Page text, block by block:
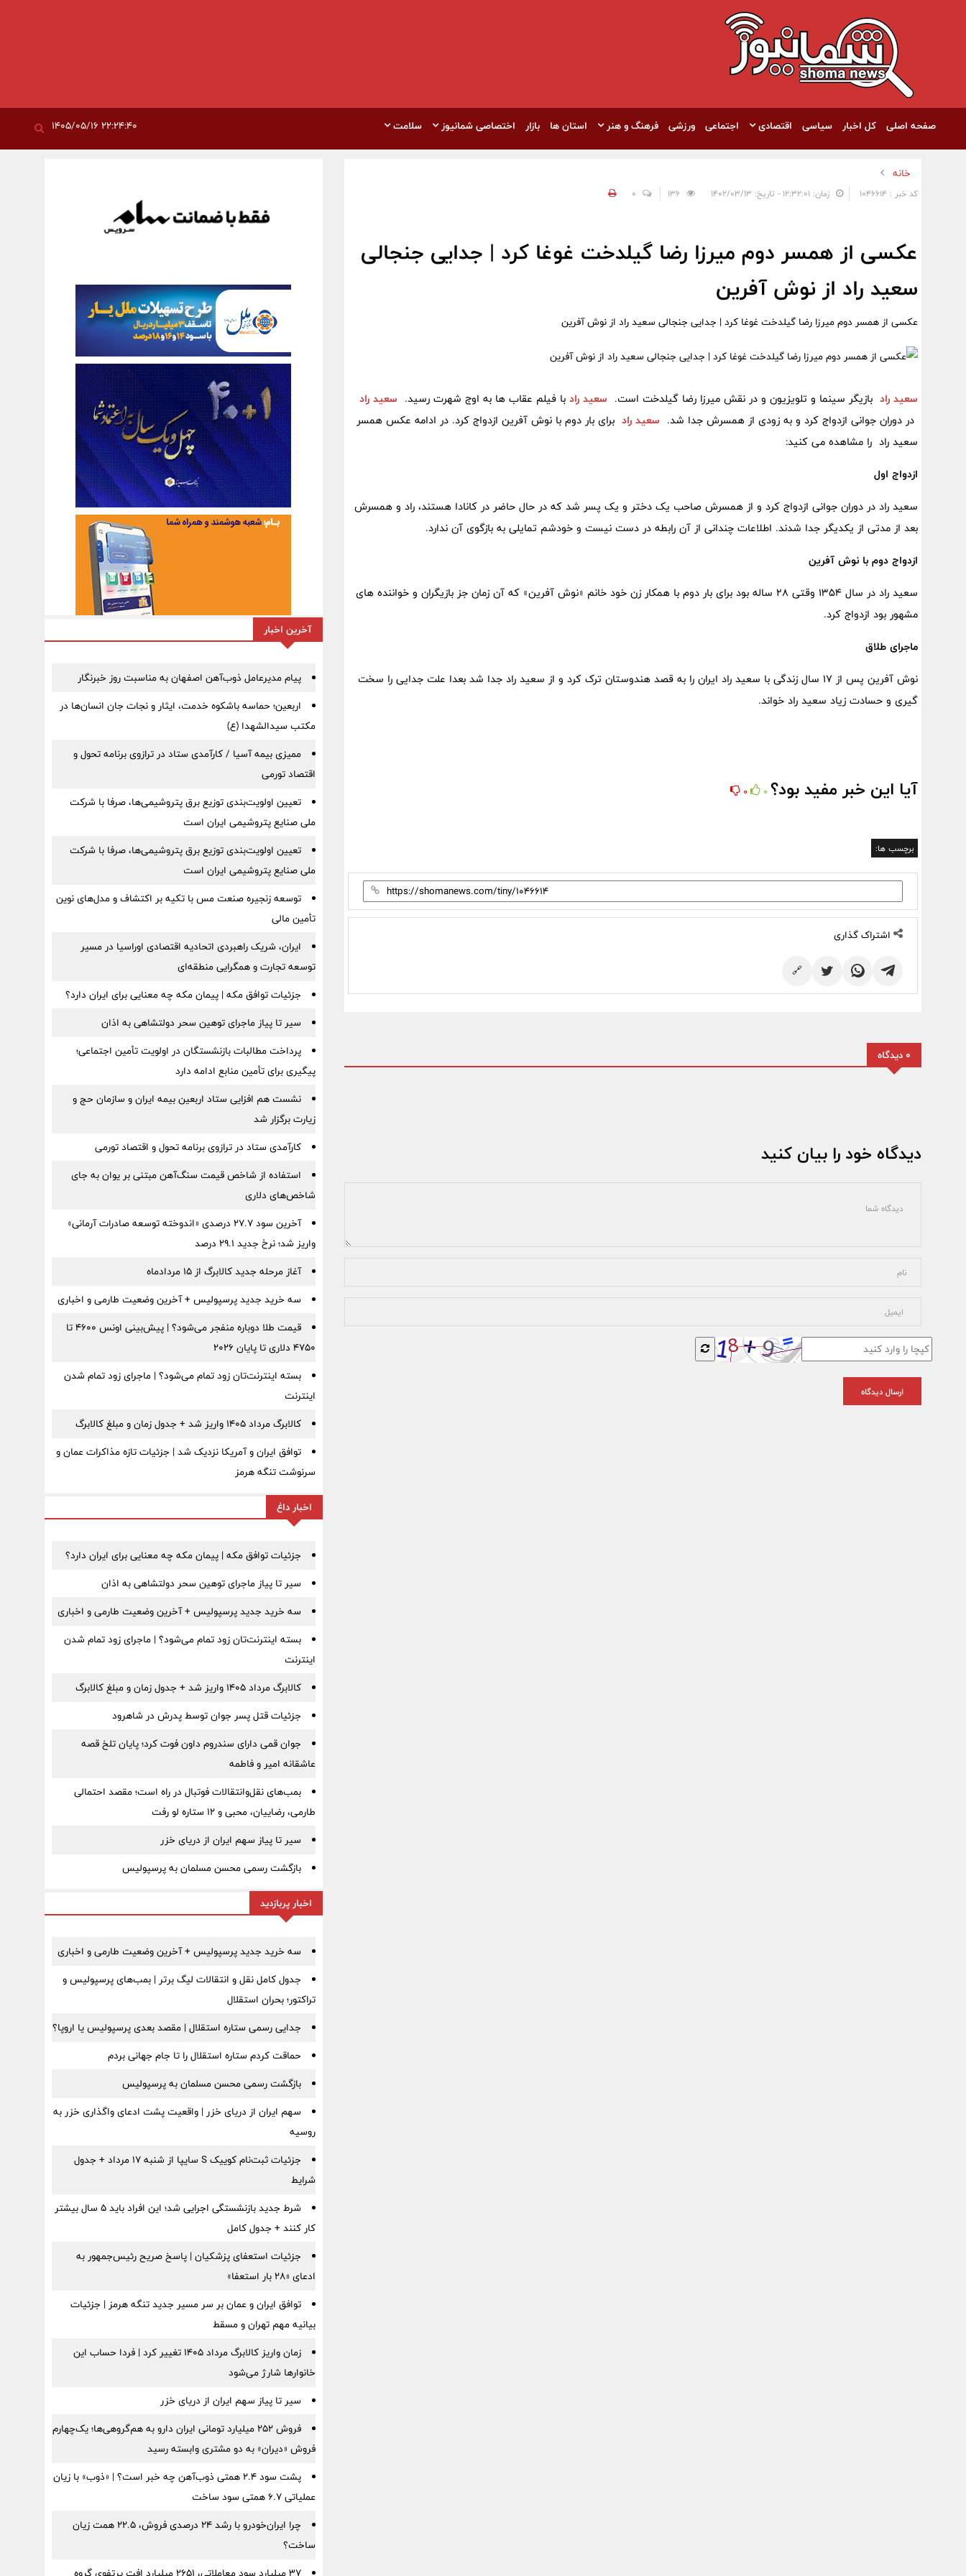
صفحه اصلی کل اخبار سیاسی اقتصادی اجتماعی ورزشی فرهنگ و هنر استان ها بازار اختصاصی شمانیوز سلامت
خانه
کد خبر : 1046614 زمان: ۱۲:۳۲:۰۱ - تاریخ: ۱۴۰۲/۰۳/۱۳ 0
عکسی از همسر دوم میرزا رضا گیلدخت غوغا کرد | جدایی جنجالی
سعید راد از نوش آفرین
عکسی از همسر دوم میرزا رضا گیلدخت غوغا کرد | جدایی جنجالی سعید راد از نوش آفرین
سعید راد بازیگر سینما و تلویزیون و در نقش میرزا رضا گیلدخت است. سعید راد با فیلم عقاب ها به اوج شهرت رسید. سعید راد
در دوران جوانی ازدواج کرد و به زودی از همسرش جدا شد. سعید راد برای بار دوم با نوش آفرین ازدواج کرد. در ادامه عکس همسر
سعید راد را مشاهده می کنید:
ازدواج اول
سعید راد در دوران جوانی ازدواج کرد و از همسرش صاحب یک دختر و یک پسر شد که در حال حاضر در کانادا هستند، راد و همسرش
بعد از مدتی از یکدیگر جدا شدند. اطلاعات چندانی از آن رابطه در دست نیست و خودشم تمایلی به بازگوی آن ندارد.
ازدواج دوم با نوش آفرین
سعید راد در سال 1354 وقتی 28 ساله بود برای بار دوم با همکار زن خود خانم «نوش آفرین» که آن زمان جز بازیگران و خواننده های
مشهور بود ازدواج کرد.
ماجرای طلاق
نوش آفرین پس از 17 سال زندگی با سعید راد ایران را به قصد هندوستان ترک کرد و از سعید راد جدا شد بعدا علت جدایی را سخت
گیری و حسادت زیاد سعید راد خواند.
آیا این خبر مفید بود؟ 0
0
برچسب ها:
اشتراک گذاری
🔗
0 دیدگاه
دیدگاه خود را بیان کنید
ارسال دیدگاه
آخرین اخبار
پیام مدیرعامل ذوب‌آهن اصفهان به مناسبت روز خبرنگار
اربعین؛ حماسه باشکوه خدمت، ایثار و نجات جان انسان‌ها در
مکتب سیدالشهدا (ع)
ممیزی بیمه آسیا / کارآمدی ستاد در ترازوی برنامه تحول و
اقتصاد تورمی
تعیین اولویت‌بندی توزیع برق پتروشیمی‌ها، صرفا با شرکت
ملی صنایع پتروشیمی ایران است
تعیین اولویت‌بندی توزیع برق پتروشیمی‌ها، صرفا با شرکت
ملی صنایع پتروشیمی ایران است
توسعه زنجیره صنعت مس با تکیه بر اکتشاف و مدل‌های نوین
تأمین مالی
ایران، شریک راهبردی اتحادیه اقتصادی اوراسیا در مسیر
توسعه تجارت و همگرایی منطقه‌ای
جزئیات توافق مکه | پیمان مکه چه معنایی برای ایران دارد؟
سیر تا پیاز ماجرای توهین سحر دولتشاهی به اذان
پرداخت مطالبات بازنشستگان در اولویت تأمین اجتماعی؛
پیگیری برای تأمین منابع ادامه دارد
نشست هم افزایی ستاد اربعین بیمه ایران و سازمان حج و
زیارت برگزار شد
کارآمدی ستاد در ترازوی برنامه تحول و اقتصاد تورمی
استفاده از شاخص قیمت سنگ‌آهن مبتنی بر یوان به جای
شاخص‌های دلاری
آخرین سود ۲۷.۷ درصدی «اندوخته توسعه صادرات آرمانی»
واریز شد؛ نرخ جدید ۲۹.۱ درصد
آغاز مرحله جدید کالابرگ از ۱۵ مردادماه
سه خرید جدید پرسپولیس + آخرین وضعیت طارمی و اخباری
قیمت طلا دوباره منفجر می‌شود؟ | پیش‌بینی اونس ۴۶۰۰ تا
۴۷۵۰ دلاری تا پایان ۲۰۲۶
بسته اینترنت‌تان زود تمام می‌شود؟ | ماجرای زود تمام شدن
اینترنت
کالابرگ مرداد ۱۴۰۵ واریز شد + جدول زمان و مبلغ کالابرگ
توافق ایران و آمریکا نزدیک شد | جزئیات تازه مذاکرات عمان و
سرنوشت تنگه هرمز
اخبار داغ
جزئیات توافق مکه | پیمان مکه چه معنایی برای ایران دارد؟
سیر تا پیاز ماجرای توهین سحر دولتشاهی به اذان
سه خرید جدید پرسپولیس + آخرین وضعیت طارمی و اخباری
بسته اینترنت‌تان زود تمام می‌شود؟ | ماجرای زود تمام شدن
اینترنت
کالابرگ مرداد ۱۴۰۵ واریز شد + جدول زمان و مبلغ کالابرگ
جزئیات قتل پسر جوان توسط پدرش در شاهرود
جوان قمی دارای سندروم داون فوت کرد؛ پایان تلخ قصه
عاشقانه امیر و فاطمه
بمب‌های نقل‌وانتقالات فوتبال در راه است؛ مقصد احتمالی
طارمی، رضاییان، محبی و ۱۲ ستاره لو رفت
سیر تا پیاز سهم ایران از دریای خزر
بازگشت رسمی محسن مسلمان به پرسپولیس
اخبار پربازدید
سه خرید جدید پرسپولیس + آخرین وضعیت طارمی و اخباری
جدول کامل نقل و انتقالات لیگ برتر | بمب‌های پرسپولیس و
تراکتور؛ بحران استقلال
جدایی رسمی ستاره استقلال | مقصد بعدی پرسپولیس یا اروپا؟
حماقت کردم ستاره استقلال را تا جام جهانی بردم
بازگشت رسمی محسن مسلمان به پرسپولیس
سهم ایران از دریای خزر | واقعیت پشت ادعای واگذاری خزر به
روسیه
جزئیات ثبت‌نام کوییک S سایپا از شنبه ۱۷ مرداد + جدول
شرایط
شرط جدید بازنشستگی اجرایی شد؛ این افراد باید ۵ سال بیشتر
کار کنند + جدول کامل
جزئیات استعفای پزشکیان | پاسخ صریح رئیس‌جمهور به
ادعای «۲۸ بار استعفا»
توافق ایران و عمان بر سر مسیر جدید تنگه هرمز | جزئیات
بیانیه مهم تهران و مسقط
زمان واریز کالابرگ مرداد ۱۴۰۵ تغییر کرد | فردا حساب این
خانوارها شارژ می‌شود
سیر تا پیاز سهم ایران از دریای خزر
فروش ۲۵۲ میلیارد تومانی ایران دارو به هم‌گروهی‌ها؛ یک‌چهارم
فروش «دیران» به دو مشتری وابسته رسید
پشت سود ۲.۴ همتی ذوب‌آهن چه خبر است؟ | «ذوب» با زیان
عملیاتی ۶.۷ همتی سود ساخت
چرا ایران‌خودرو با رشد ۲۴ درصدی فروش، ۲۲.۵ همت زیان
ساخت؟